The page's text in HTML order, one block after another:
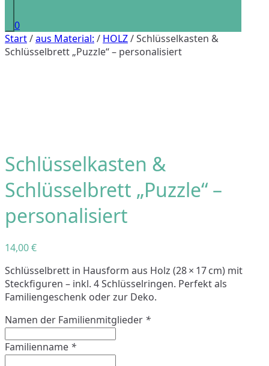
0
Start/aus Material: / HOLZ/ Schlüsselkasten &
Schlüsselbrett „Puzzle“ – personalisiert
Schlüsselkasten &
Schlüsselbrett „Puzzle“ –
personalisiert
14,00€
Schlüsselbrett in Hausform aus Holz (28 × 17 cm) mit
Steckfiguren – inkl. 4 Schlüsselringen. Perfekt als
Familiengeschenk oder zur Deko.
Namen der Familienmitglieder *
Familienname *